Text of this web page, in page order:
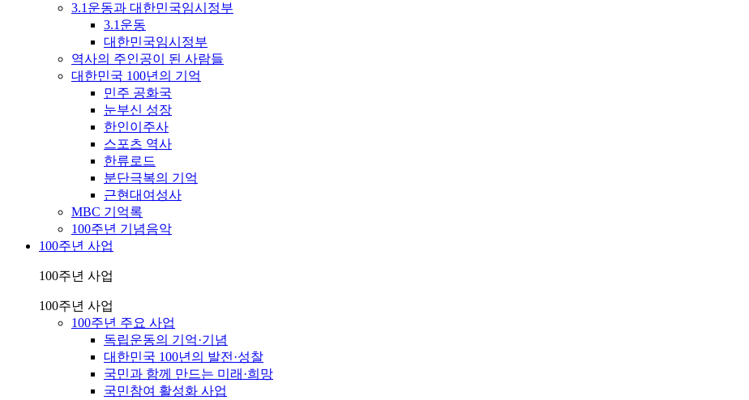
3.1운동과 대한민국임시정부
3.1운동
대한민국임시정부
역사의 주인공이 된 사람들
대한민국 100년의 기억
민주 공화국
눈부신 성장
한인이주사
스포츠 역사
한류로드
분단극복의 기억
근현대여성사
MBC 기억록
100주년 기념음악
100주년 사업
100주년 사업
100주년 사업
100주년 주요 사업
독립운동의 기억·기념
대한민국 100년의 발전·성찰
국민과 함께 만드는 미래·희망
국민참여 활성화 사업